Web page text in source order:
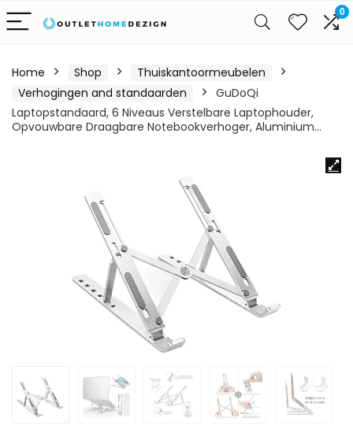
0
Home Shop
Thuiskantoormeubelen
Verhogingen and standaarden
GuDoQi
Laptopstandaard, 6 Niveaus Verstelbare Laptophouder,
Opvouwbare Draagbare Notebookverhoger, Aluminium…